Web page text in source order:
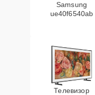
Samsung
ue40f6540ab
Телевизор